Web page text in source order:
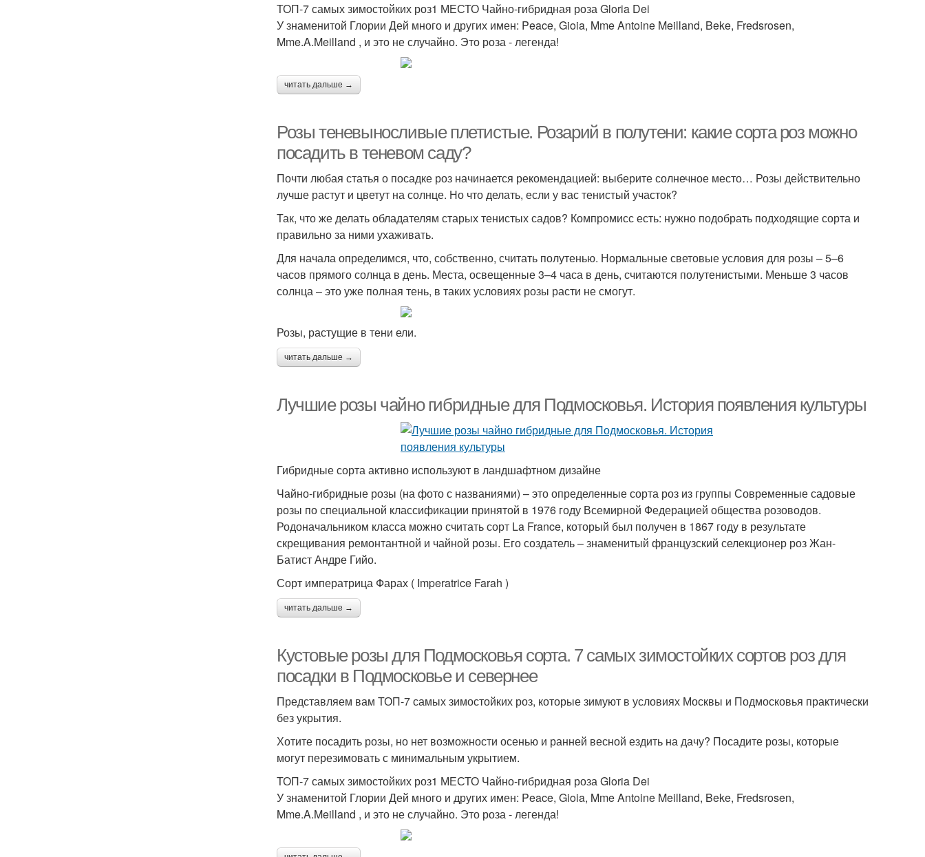
ТОП-7 самых зимостойких роз1 МЕСТО Чайно-гибридная роза Gloria Dei
У знаменитой Глории Дей много и других имен: Peace, Gioia, Mme Antoine Meilland, Beke, Fredsrosen,
Mme.A.Meilland , и это не случайно. Это роза - легенда!
читать дальше →
Розы теневыносливые плетистые. Розарий в полутени: какие сорта роз можно
посадить в теневом саду?
Почти любая статья о посадке роз начинается рекомендацией: выберите солнечное место… Розы действительно
лучше растут и цветут на солнце. Но что делать, если у вас тенистый участок?
Так, что же делать обладателям старых тенистых садов? Компромисс есть: нужно подобрать подходящие сорта и
правильно за ними ухаживать.
Для начала определимся, что, собственно, считать полутенью. Нормальные световые условия для розы – 5–6
часов прямого солнца в день. Места, освещенные 3–4 часа в день, считаются полутенистыми. Меньше 3 часов
солнца – это уже полная тень, в таких условиях розы расти не смогут.
Розы, растущие в тени ели.
читать дальше →
Лучшие розы чайно гибридные для Подмосковья. История появления культуры
Гибридные сорта активно используют в ландшафтном дизайне
Чайно-гибридные розы (на фото с названиями) – это определенные сорта роз из группы Современные садовые
розы по специальной классификации принятой в 1976 году Всемирной Федерацией общества розоводов.
Родоначальником класса можно считать сорт La France, который был получен в 1867 году в результате
скрещивания ремонтантной и чайной розы. Его создатель – знаменитый французский селекционер роз Жан-
Батист Андре Гийо.
Сорт императрица Фарах ( Imperatrice Farah )
читать дальше →
Кустовые розы для Подмосковья сорта. 7 самых зимостойких сортов роз для
посадки в Подмосковье и севернее
Представляем вам ТОП-7 самых зимостойких роз, которые зимуют в условиях Москвы и Подмосковья практически
без укрытия.
Хотите посадить розы, но нет возможности осенью и ранней весной ездить на дачу? Посадите розы, которые
могут перезимовать с минимальным укрытием.
ТОП-7 самых зимостойких роз1 МЕСТО Чайно-гибридная роза Gloria Dei
У знаменитой Глории Дей много и других имен: Peace, Gioia, Mme Antoine Meilland, Beke, Fredsrosen,
Mme.A.Meilland , и это не случайно. Это роза - легенда!